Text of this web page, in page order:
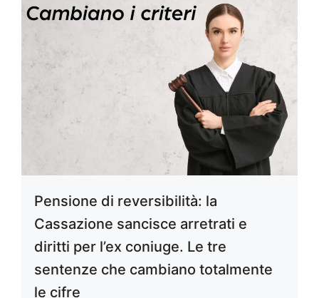
Pensione di reversibilità: la
Cassazione sancisce arretrati e
diritti per l’ex coniuge. Le tre
sentenze che cambiano totalmente
le cifre